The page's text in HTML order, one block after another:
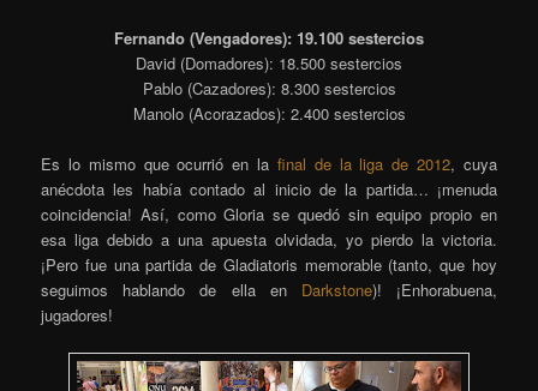
Fernando (Vengadores): 19.100 sestercios
David (Domadores): 18.500 sestercios
Pablo (Cazadores): 8.300 sestercios
Manolo (Acorazados): 2.400 sestercios
Es lo mismo que ocurrió en la final de la liga de 2012, cuya
anécdota les había contado al inicio de la partida… ¡menuda
coincidencia! Así, como Gloria se quedó sin equipo propio en
esa liga debido a una apuesta olvidada, yo pierdo la victoria.
¡Pero fue una partida de Gladiatoris memorable (tanto, que hoy
seguimos hablando de ella en Darkstone)! ¡Enhorabuena,
jugadores!